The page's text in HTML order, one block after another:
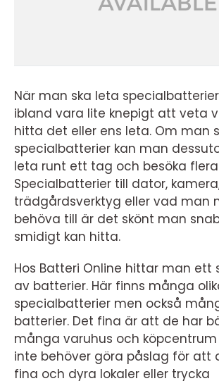
När man ska leta
ibland vara lite knepigt att veta
hitta det eller ens leta. Om man
specialbatterier kan man
leta runt ett tag och besöka flera
Specialbatterier till dator,
trädgårdsverktyg eller vad man
behöva till är det skönt man
smidigt kan hitta.
Hos Batteri Online hittar man ett
av batterier. Här finns många
specialbatterier men också
batterier. Det fina är att de har
många varuhus och
inte behöver göra påslag för att
fina och dyra lokaler eller trycka